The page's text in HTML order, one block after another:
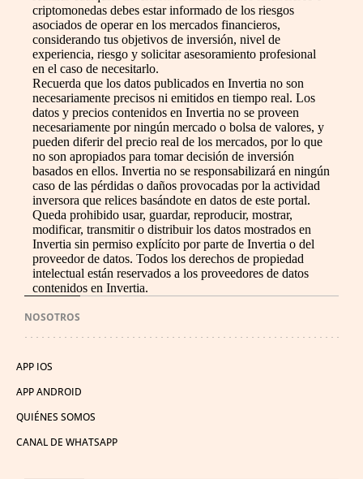
criptomonedas debes estar informado de los riesgos
asociados de operar en los mercados financieros,
considerando tus objetivos de inversión, nivel de
experiencia, riesgo y solicitar asesoramiento profesional
en el caso de necesitarlo.
Recuerda que los datos publicados en Invertia no son
necesariamente precisos ni emitidos en tiempo real. Los
datos y precios contenidos en Invertia no se proveen
necesariamente por ningún mercado o bolsa de valores, y
pueden diferir del precio real de los mercados, por lo que
no son apropiados para tomar decisión de inversión
basados en ellos. Invertia no se responsabilizará en ningún
caso de las pérdidas o daños provocadas por la actividad
inversora que relices basándote en datos de este portal.
Queda prohibido usar, guardar, reproducir, mostrar,
modificar, transmitir o distribuir los datos mostrados en
Invertia sin permiso explícito por parte de Invertia o del
proveedor de datos. Todos los derechos de propiedad
intelectual están reservados a los proveedores de datos
contenidos en Invertia.
NOSOTROS
APP IOS
APP ANDROID
QUIÉNES SOMOS
CANAL DE WHATSAPP